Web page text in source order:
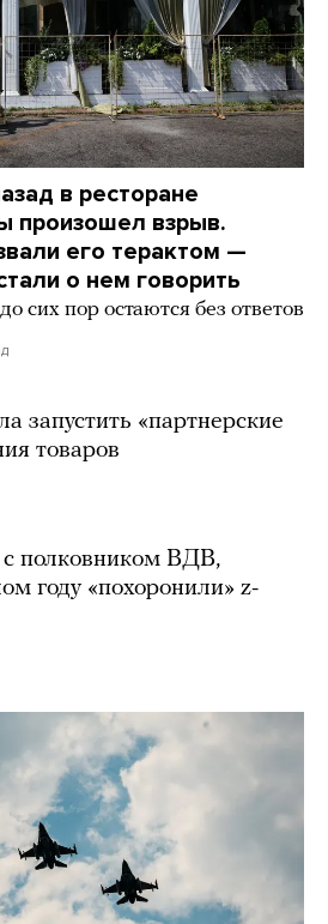
в ресторане
произошел взрыв.
его терактом —
о нем говорить
сих пор остаются без ответов
запустить «партнерские
товаров
с полковником ВДВ,
году «похоронили» z-